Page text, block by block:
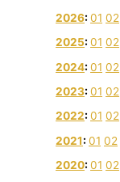
2026:01 02
2025:01 02
2024:01 02
2023:01 02
2022:01 02
2021:01 02
2020:01 02